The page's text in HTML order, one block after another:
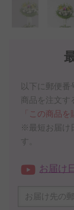
以下に郵便番
商品を注文す
「この商品
※最短お届け
す。
お届け